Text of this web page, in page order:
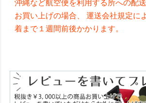
沖縄など航空便を利用する所への配
お買い上げの場合、 運送会社規定に
着まで１週間前後かかります。